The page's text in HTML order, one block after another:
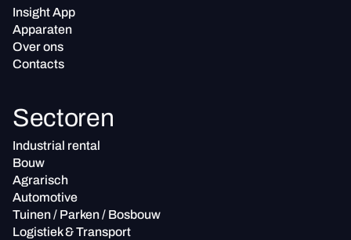
Insight App
Apparaten
Over ons
Contacts
Sectoren
Industrial rental
Bouw
Agrarisch
Automotive
Tuinen / Parken / Bosbouw
Logistiek & Transport